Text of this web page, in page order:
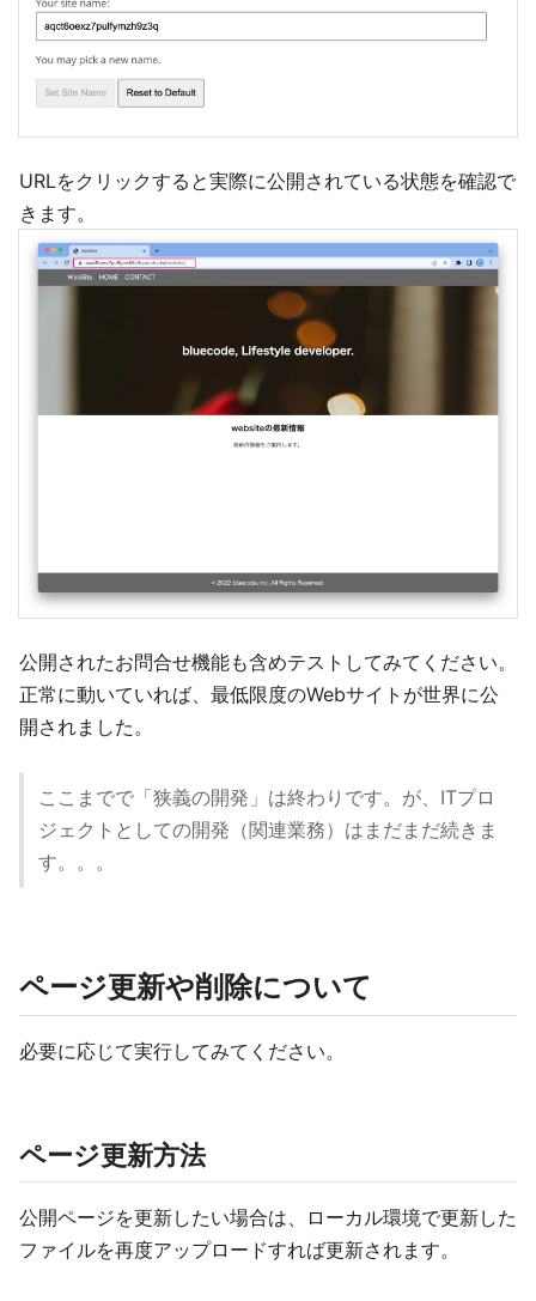
URLをクリックすると実際に公開されている状態を確認で
きます。
公開されたお問合せ機能も含めテストしてみてください。
正常に動いていれば、最低限度のWebサイトが世界に公
開されました。
ここまでで「狭義の開発」は終わりです。が、ITプロ
ジェクトとしての開発（関連業務）はまだまだ続きま
す。。。
ページ更新や削除について
必要に応じて実行してみてください。
ページ更新方法
公開ページを更新したい場合は、ローカル環境で更新した
ファイルを再度アップロードすれば更新されます。